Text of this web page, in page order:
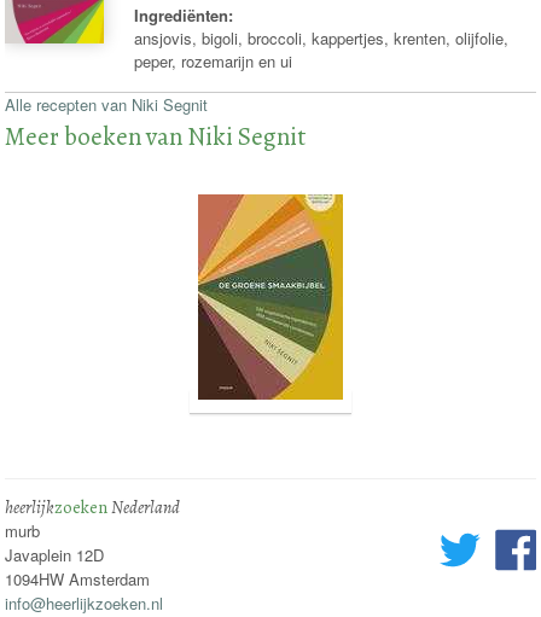
Ingrediënten:
ansjovis, bigoli, broccoli, kappertjes, krenten, olijfolie,
peper, rozemarijn en ui
Alle recepten van Niki Segnit
Meer boeken van Niki Segnit
heerlijkzoekenNederland
murb
Javaplein 12D
1094HW Amsterdam
info@heerlijkzoeken.nl